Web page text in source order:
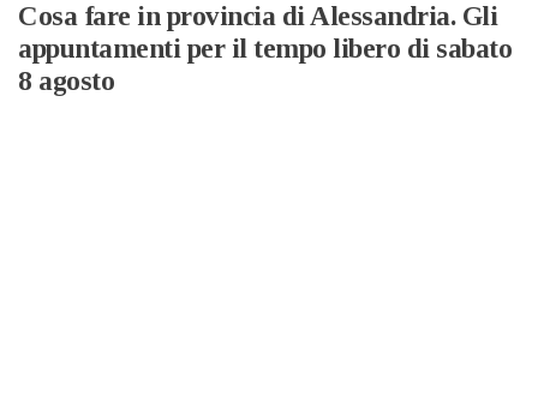
Cosa fare in provincia di Alessandria. Gli
appuntamenti per il tempo libero di sabato
8 agosto